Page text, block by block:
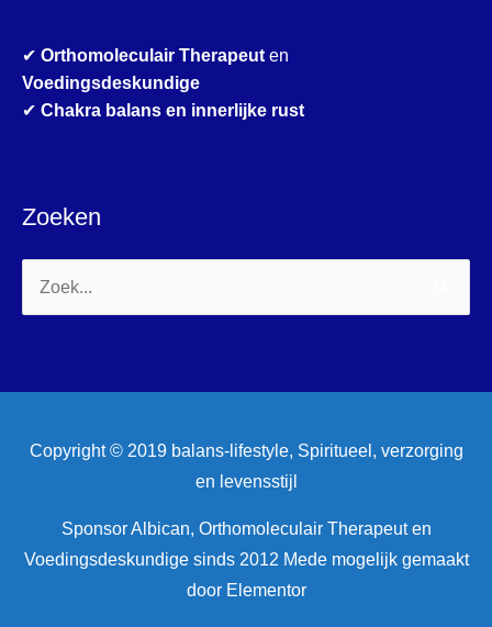
✔ Orthomoleculair Therapeuten
Voedingsdeskundige
✔ Chakra balans en innerlijke rust
Zoeken
Zoek
naar:
Copyright © 2019 balans-lifestyle, Spiritueel, verzorging
en levensstijl
Sponsor Albican, Orthomoleculair Therapeut en
Voedingsdeskundige sinds 2012 Mede mogelijk gemaakt
door Elementor